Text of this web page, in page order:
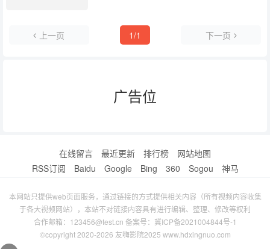
上一页 1/1 下一页
广告位
在线留言 最近更新 排行榜
网站地图
RSS订阅
Baidu Google Bing 360 Sogou 神马
本网站只提供web页面服务，通过链接的方式提供相关内容（所有视频内容收集
于各大视频网站），本站不对链接内容具有进行编辑、整理、修改等权利
合作邮箱：123456@test.cn 备案号： 冀ICP备2021004844号-1
©copyright 2020-2026 友嗨影院2025 www.hdxingnuo.com